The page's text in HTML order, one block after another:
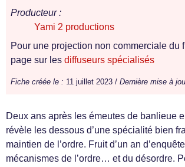
Producteur :
Yami 2 productions
Pour une projection non commerciale du
page sur les diffuseurs spécialisés
Fiche créée le : 11 juillet 2023 / Dernière mise à
Deux ans après les émeutes de banlieue
révèle les dessous d’une spécialité bien
maintien de l’ordre. Fruit d’un an
mécanismes de l’ordre… et du désordre.